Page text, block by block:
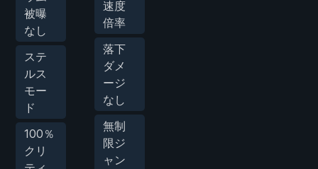
被曝
なし
ステ
ルス
モー
ド
100％
クリ
速度
倍率
落下
ダメ
ージ
なし
無制
限ジ
ャン